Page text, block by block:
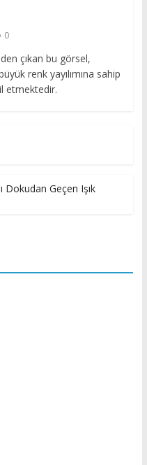
0
çıkan bu görsel,
renk yayılımına sahip
etmektedir.
Dokudan Geçen Işık